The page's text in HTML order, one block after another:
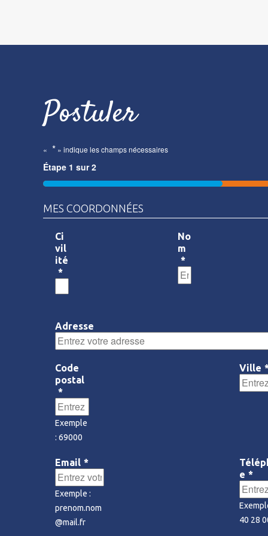
Postuler
« * » indique les champs nécessaires
Étape 1 sur2
50%
MES COORDONNÉES
Ci
vil
ité
*
No
m
*
Adresse
Code
postal
*
Exemple
: 69000
Ville
Email *
Exemple :
prenom.nom
@mail.fr
e *
40 28